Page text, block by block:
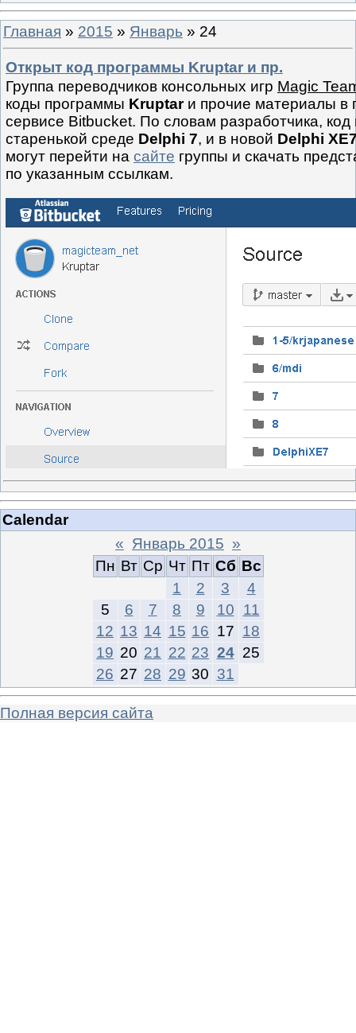
Главная » 2015 » Январь » 24
Открыт код программы Kruptar и пр.
Группа переводчиков консольных игр Magic
коды программы Kruptarи прочие материалы в
сервисе Bitbucket. По словам разработчика, код
старенькой среде Delphi 7, и в новой Delphi
могут перейти на сайте группы и скачать
по указанным ссылкам.
Calendar
« Январь 2015 »
Пн Вт Ср Чт Пт Сб Вс
1
2 3
4
5
6 7 8 9 10
11
12 13 14 15 16 17 18
19 20 21 22 23 24 25
26 27 28 29 30 31
Полная версия сайта